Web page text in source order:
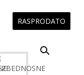
RASPRODATO